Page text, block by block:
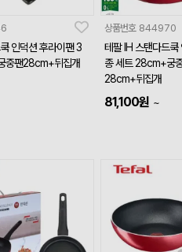
인덕션 후라이팬 3
중팬28cm+뒤집개
상품번호 844970
테팔 IH 스탠다드
종 세트 28cm+궁
28cm+뒤집개
81,100원 ~